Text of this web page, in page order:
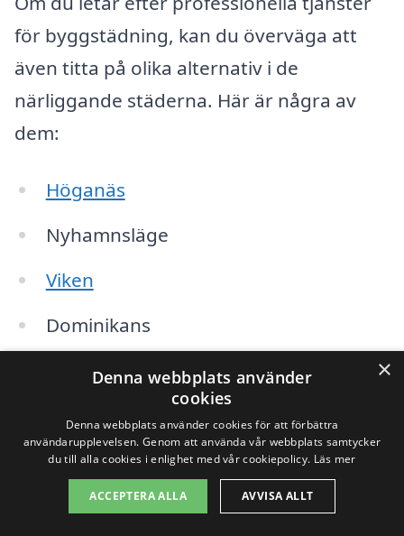
för byggstädning, kan du överväga att
även titta på olika alternativ i de
närliggande städerna. Här är några av
dem:
Höganäs
Nyhamnsläge
Viken
Dominikans
Ängelholm
Mölle
Kattvik
Genom att använda vår plattform kan du
×
Denna webbplats använder
cookies
Denna webbplats använder cookies för att förbättra
användarupplevelsen. Genom att använda vår webbplats samtycker
du till alla cookies i enlighet med vår cookiepolicy. Läs mer
ACCEPTERA ALLA AVVISA ALLT